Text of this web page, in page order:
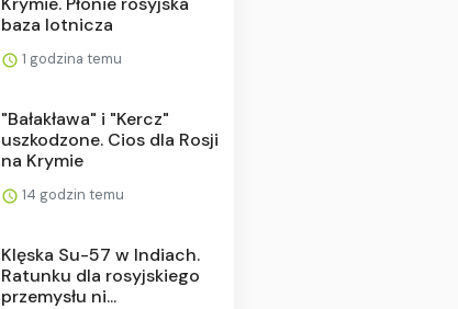
baza lotnicza
1 godzina temu
"Bałakława" i "Kercz"
uszkodzone. Cios dla Rosji
na Krymie
14 godzin temu
Klęska Su-57 w Indiach.
Ratunku dla rosyjskiego
przemysłu ni...